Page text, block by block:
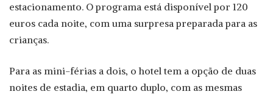
estacionamento. O programa está disponível por 120
euros cada noite, com uma surpresa preparada para as
crianças.
Para as mini-férias a dois, o hotel tem a opção de duas
noites de estadia, em quarto duplo, com as mesmas